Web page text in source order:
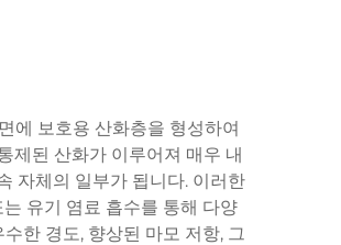
에 보호용 산화층을 형성하여
제된 산화가 이루어져 매우 내
자체의 일부가 됩니다. 이러한
유기 염료 흡수를 통해 다양
한 경도, 향상된 마모 저항, 그